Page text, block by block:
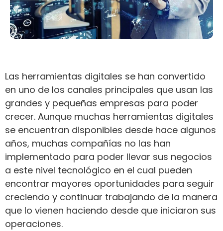
Las herramientas digitales se han convertido
en uno de los canales principales que usan las
grandes y pequeñas empresas para poder
crecer. Aunque muchas herramientas digitales
se encuentran disponibles desde hace algunos
años, muchas compañías no las han
implementado para poder llevar sus negocios
a este nivel tecnológico en el cual pueden
encontrar mayores oportunidades para seguir
creciendo y continuar trabajando de la manera
que lo vienen haciendo desde que iniciaron sus
operaciones.